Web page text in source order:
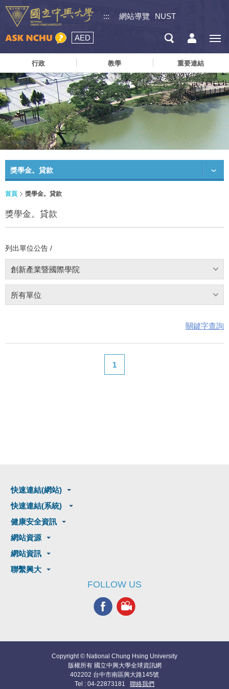
::: 網站導覽 NUST
AED
行政 教學 重要連結
獎學金。貸款
首頁 獎學金。貸款
獎學金。貸款
列出單位公告 /
創新產業暨國際學院
所有單位
關鍵字查詢
1
快速連結(網站)
快速連結(系統)
健康安全資訊
網站資源
網站資訊
聯繫興大
FOLLOW US
Copyright © National Chung Hsing University
版權所有 國立中興大學全球資訊網
402202 台中市南區興大路145號
Tel : 04-22873181 聯絡我們